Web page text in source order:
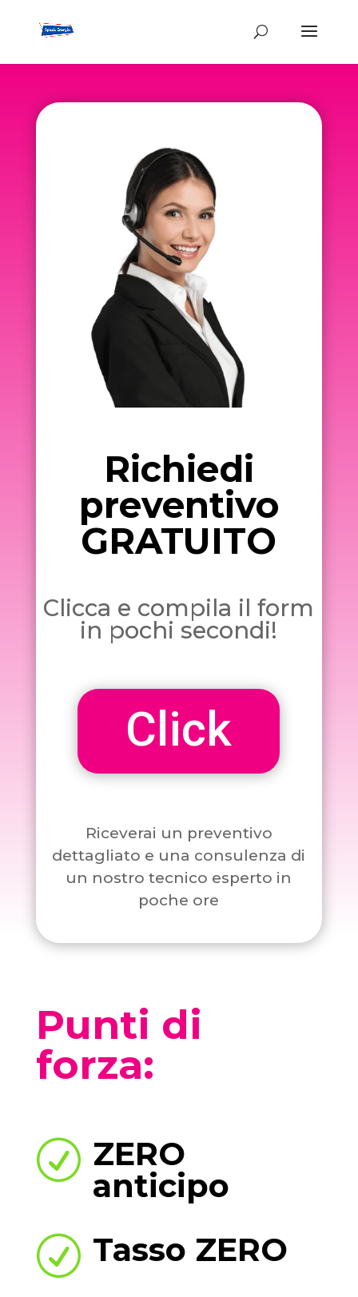
Richiedi
preventivo
GRATUITO
Clicca e compila il form
in pochi secondi!
Click
Riceverai un preventivo
dettagliato e una consulenza di
un nostro tecnico esperto in
poche ore
Punti di
forza:
R ZERO
anticipo
R Tasso ZERO